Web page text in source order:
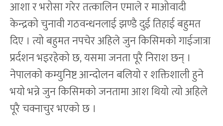
आशा र भरोसा गरेर तत्कालिन एमाले र माओवादी
केन्द्रको चुनावी गठवन्धनलाई झण्डै दुई तिहाई बहुमत
दिए । त्यो बहुमत नपचेर अहिले जुन किसिमको गाईजात्रा
प्रर्दशन भइरहेको छ, यसमा जनता पूरै निराश छन् ।
नेपालको कम्युनिष्ट आन्दोलन बलियो र शक्तिशाली हुने
भयो भन्ने जुन किसिमको जनतामा आश थियो त्यो अहिले
पूरै चक्नाचुर भएको छ ।